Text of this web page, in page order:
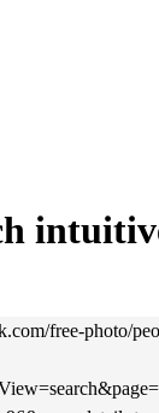
free-photo/